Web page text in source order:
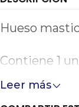
Hueso
Contiene 1
Leer más